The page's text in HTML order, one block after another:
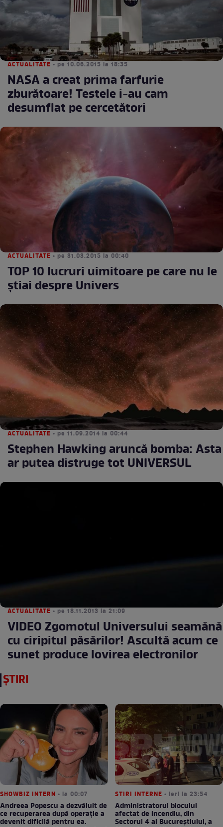
ACTUALITATE • pe 10.06.2015 la 18:35
NASA a creat prima farfurie
zburătoare! Testele i-au cam
desumflat pe cercetători
ACTUALITATE • pe 31.03.2015 la 00:40
TOP 10 lucruri uimitoare pe care nu le
ştiai despre Univers
ACTUALITATE • pe 11.09.2014 la 00:44
Stephen Hawking aruncă bomba: Asta
ar putea distruge tot UNIVERSUL
ACTUALITATE • pe 18.11.2013 la 21:09
VIDEO Zgomotul Universului seamănă
cu ciripitul păsărilor! Ascultă acum ce
sunet produce lovirea electronilor
ȘTIRI
SHOWBIZ INTERN • la 00:07
Andreea Popescu a dezvăluit de
ce recuperarea după operație a
devenit dificilă pentru ea.
STIRI INTERNE • ieri la 23:54
Administratorul blocului
afectat de incendiu, din
Sectorul 4 al Bucureștiului, a